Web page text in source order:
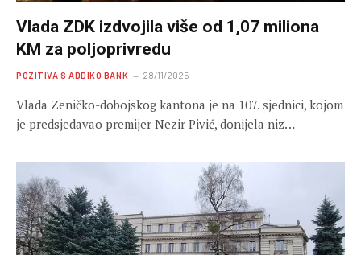
Vlada ZDK izdvojila više od 1,07 miliona
KM za poljoprivredu
POZITIVA S ADDIKO BANK 28/11/2025
Vlada Zeničko-dobojskog kantona je na 107. sjednici, kojom
je predsjedavao premijer Nezir Pivić, donijela niz…